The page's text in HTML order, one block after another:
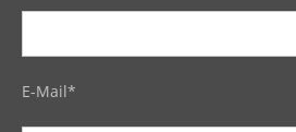
E-Mail*